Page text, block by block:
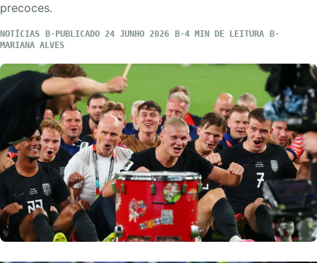
precoces.
NOTÍCIAS PUBLICADO 24 JUNHO 2026
4 MIN DE LEITURA
MARIANA ALVES